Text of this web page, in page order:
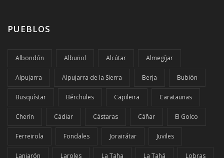
PUEBLOS
Albondón Albuñol Alcútar Almegíjar
Alpujarra Alpujarra de la Sierra Berja Bubión
Busquístar Bérchules Capileira Carataunas
Cherín Cádiar Cástaras Cáñar El Golco
Ferreirola Fondales Jorairátar Juviles
Lanjarón Laroles La Taha La Tahá Lobras